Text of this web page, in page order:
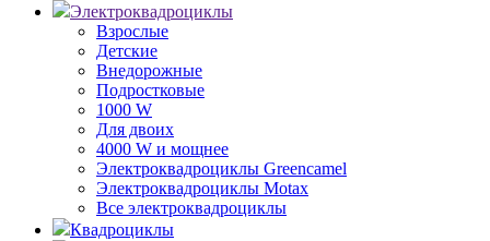
Электроквадроциклы
Взрослые
Детские
Внедорожные
Подростковые
1000 W
Для двоих
4000 W и мощнее
Электроквадроциклы Greencamel
Электроквадроциклы Motax
Все электроквадроциклы
Квадроциклы